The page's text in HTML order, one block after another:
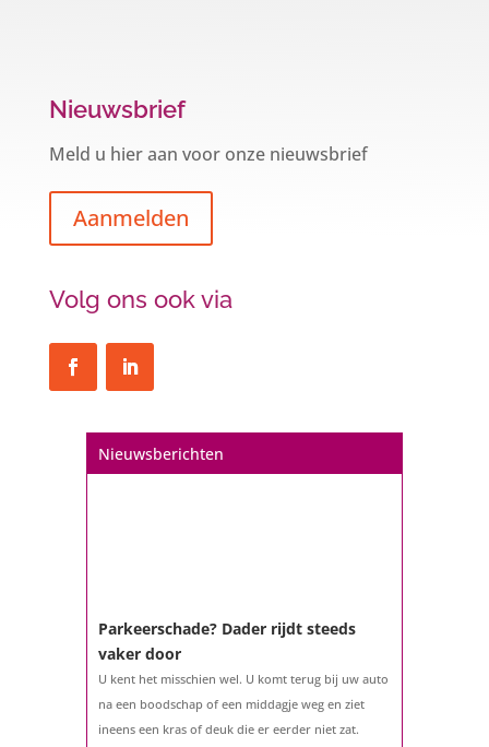
Nieuwsbrief
Meld u hier aan voor onze nieuwsbrief
Aanmelden
Volg ons ook via
Nieuwsberichten
Parkeerschade? Dader rijdt steeds
vaker door
U kent het misschien wel. U komt terug bij uw auto
na een boodschap of een middagje weg en ziet
ineens een kras of deuk die er eerder niet zat.